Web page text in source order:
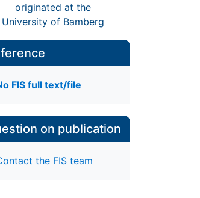
originated at the
University of Bamberg
FIS full text/file
on publication
the FIS team